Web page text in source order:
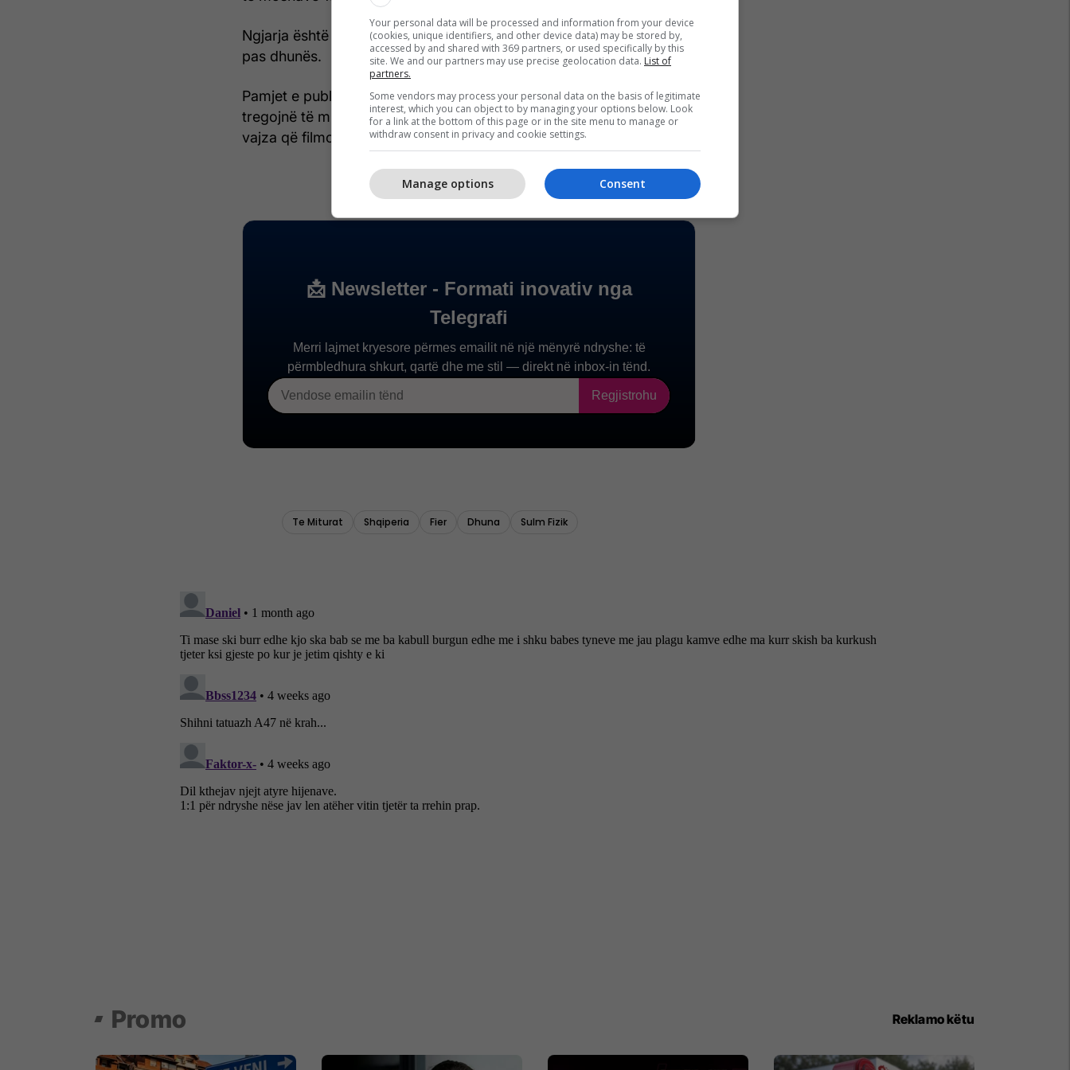
Ngjarja është referuar në Prokuroi më datë 9 qershor, pra një ditë
pas dhunës.
Pamjet e publikuara në rrjetet, të filmuara nga njëra prej tyre,
tregojnë të miturën duke u goditur me shuplaka dhe grushte, ndërsa
vajza që filmon dëgjohet edhe duke i nxitur të vazhdojnë. /Tch/
Your personal data will be processed and information from your device
(cookies, unique identifiers, and other device data) may be stored by,
accessed by and shared with 369 partners, or used specifically by this
site. We and our partners may use precise geolocation data. List of
partners.
Some vendors may process your personal data on the basis of legitimate
interest, which you can object to by managing your options below. Look
for a link at the bottom of this page or in the site menu to manage or
withdraw consent in privacy and cookie settings.
Consent
Manage options